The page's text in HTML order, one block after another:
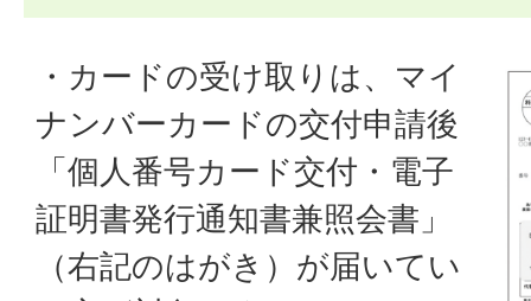
・カードの受け取りは、マイ
ナンバーカードの交付申請後
「個人番号カード交付・電子
証明書発行通知書兼照会書」
（右記のはがき）が届いてい